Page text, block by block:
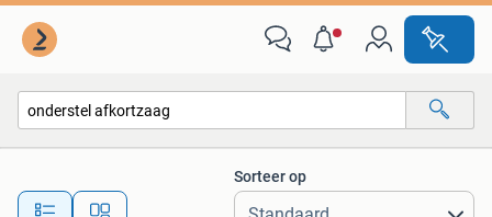
Alle afstanden…
Sorteer op